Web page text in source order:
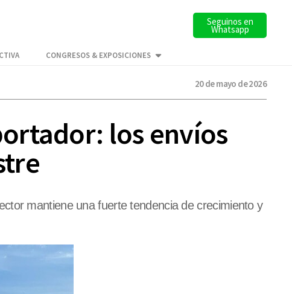
Seguinos en
Whatsapp
CONGRESOS & EXPOSICIONES
20 de mayo de 2026
los envíos
mantiene una fuerte tendencia de crecimiento y